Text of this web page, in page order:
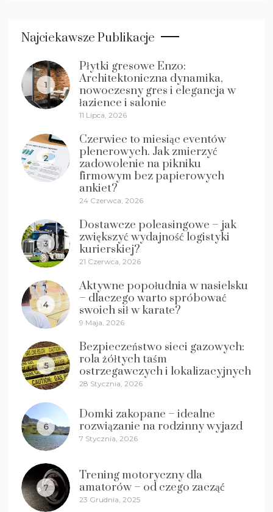
Najciekawsze Publikacje
1
Płytki gresowe Enzo:
Architektoniczna dynamika,
nowoczesny gres i elegancja w
łazience i salonie
11 Lipca, 2026
2
Czerwiec to miesiąc eventów
plenerowych. Jak zmierzyć
zadowolenie na pikniku
firmowym bez papierowych
ankiet?
24 Czerwca, 2026
3
Dostawcze poleasingowe – jak
zwiększyć wydajność logistyki
kurierskiej?
21 Czerwca, 2026
4
Aktywne popołudnia w nasielsku
– dlaczego warto spróbować
swoich sił w karate?
9 Maja, 2026
5
Bezpieczeństwo sieci gazowych:
rola żółtych taśm
ostrzegawczych i lokalizacyjnych
28 Stycznia, 2026
6
Domki zakopane – idealne
rozwiązanie na rodzinny wyjazd
7 Stycznia, 2026
7
Trening motoryczny dla
amatorów – od czego zacząć
23 Grudnia, 2025